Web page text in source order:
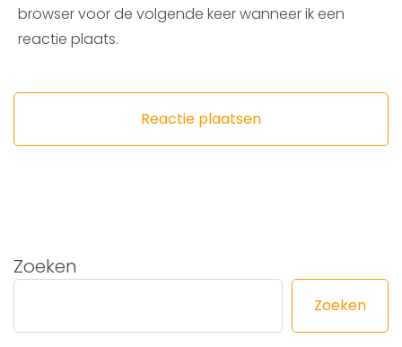
browser voor de volgende keer wanneer ik een
reactie plaats.
Zoeken
Zoeken